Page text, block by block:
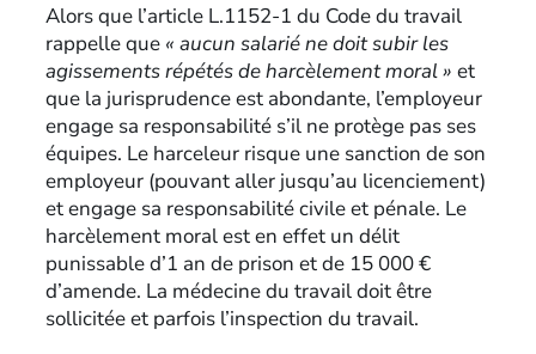
Alors que l’article L.1152-1 du Code du travail
rappelle que « aucun salarié ne doit subir les
agissements répétés de harcèlement moral » et
que la jurisprudence est abondante, l’employeur
engage sa responsabilité s’il ne protège pas ses
équipes. Le harceleur risque une sanction de son
employeur (pouvant aller jusqu’au licenciement)
et engage sa responsabilité civile et pénale. Le
harcèlement moral est en effet un délit
punissable d’1 an de prison et de 15 000 €
d’amende. La médecine du travail doit être
sollicitée et parfois l’inspection du travail.